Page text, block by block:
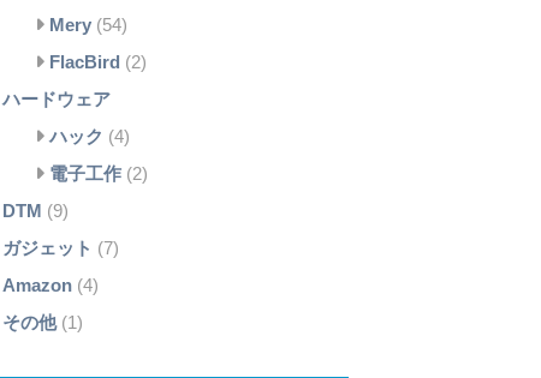
Mery (54)
FlacBird (2)
ハードウェア
ハック (4)
電子工作 (2)
DTM (9)
ガジェット (7)
Amazon(4)
その他(1)